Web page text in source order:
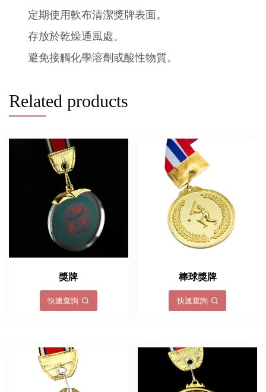
定期使用軟布清潔獎牌表面。
存放於乾燥通風處。
避免接觸化學溶劑或酸性物質。
Related products
獎牌
快速查詢
棒球獎牌
快速查詢